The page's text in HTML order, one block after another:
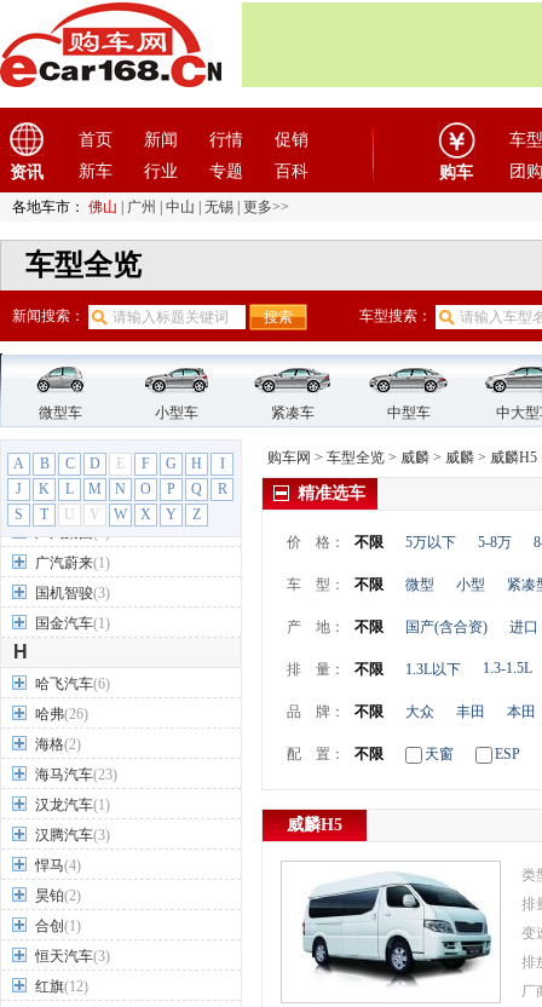
资讯
首页 新闻 行情
促销
新车
行业 专题 百科 购车
车型
团购
各地车市： 佛山 广州 中山 无锡 更多>>
车型全览
新闻搜索： 车型搜索：
微型车 小型车 紧凑车 中型车 中大
A B C D E F G H
I
J
K L M N O P Q
R
S
T U V W X Y Z
东南(12)
F
法拉利(10)
方程豹(1)
飞凡汽车(1)
菲亚特 (9)
丰田(60)
福迪(4)
福汽启腾(3)
福特(31)
福田汽车(18)
GMC(4)
广汽传祺(19)
广汽吉奥(16)
广汽蔚来(1)
国机智骏(3)
国金汽车(1)
H
哈飞汽车(6)
哈弗(26)
海格(2)
海马汽车(23)
汉龙汽车(1)
汉腾汽车(3)
悍马(4)
昊铂(2)
合创 (1)
恒天汽车(3)
红旗(12)
购车网 > 车型全览 > 威麟 > 威麟 > 威麟H5
精准选车
价 格： 不限 5万以下 5-8万
车 型： 不限 微型 小型 紧凑
产 地： 不限 国产(含合资) 进口
排 量： 不限 1.3L以下 1.3-1.5L
品 牌： 不限 大众 丰田 本田
配 置： 不限 天窗 ESP
威麟H5
类
排
变
排
厂